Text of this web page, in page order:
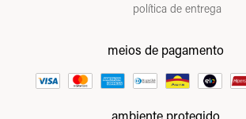
política de entrega
meios de pagamento